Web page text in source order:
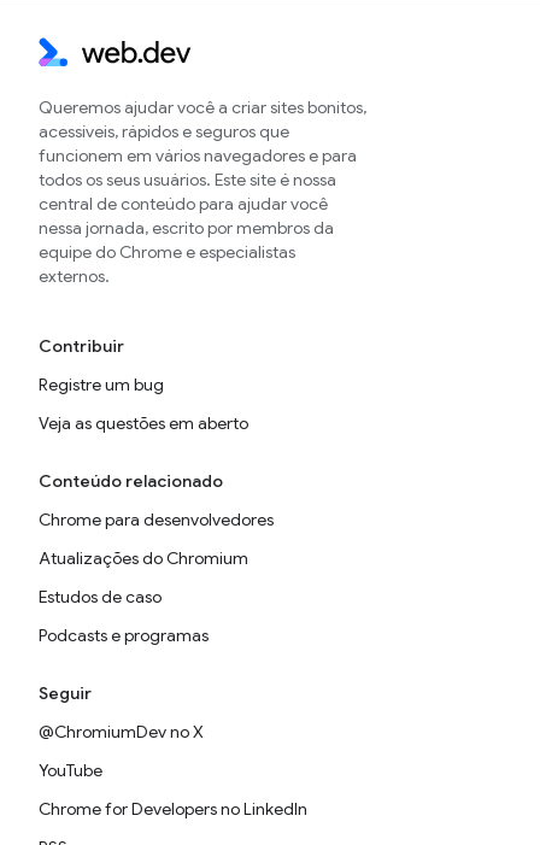
Queremos ajudar você a criar sites bonitos,
acessíveis, rápidos e seguros que
funcionem em vários navegadores e para
todos os seus usuários. Este site é nossa
central de conteúdo para ajudar você
nessa jornada, escrito por membros da
equipe do Chrome e especialistas
externos.
Contribuir
Registre um bug
Veja as questões em aberto
Conteúdo relacionado
Chrome para desenvolvedores
Atualizações do Chromium
Estudos de caso
Podcasts e programas
Seguir
@ChromiumDev no X
YouTube
Chrome for Developers no LinkedIn